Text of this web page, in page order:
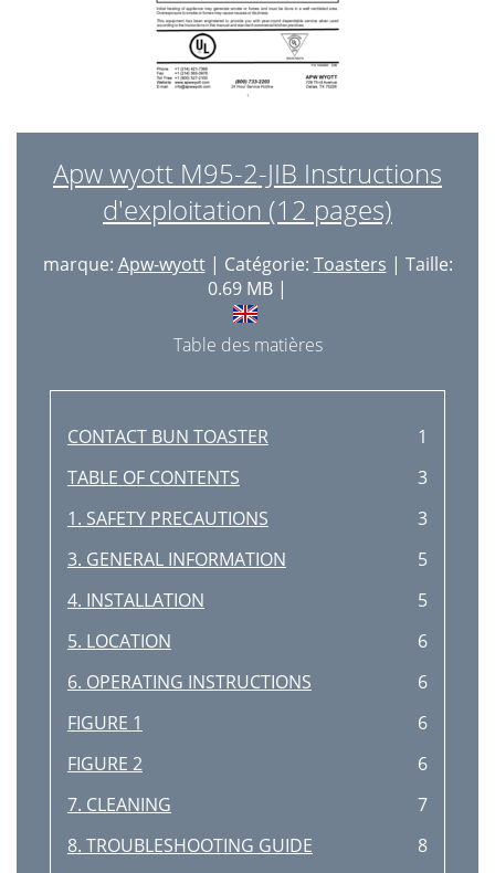
Apw wyott M95-2-JIB Instructions
d'exploitation (12 pages)
marque: Apw-wyott| Catégorie: Toasters | Taille:
0.69 MB |
Table des matières
CONTACT BUN TOASTER
1
TABLE OF CONTENTS
3
1. SAFETY PRECAUTIONS
3
3. GENERAL INFORMATION
5
4. INSTALLATION
5
5. LOCATION
6
6. OPERATING INSTRUCTIONS
6
FIGURE 1
6
FIGURE 2
6
7. CLEANING
7
8. TROUBLESHOOTING GUIDE
8